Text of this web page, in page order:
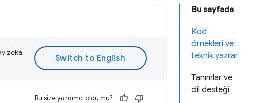
Bu sayfada
Kod
örnekleri ve
teknik yazılar
Tanımlar ve
dil desteği
zeka
Bu size yardımcı oldu mu?